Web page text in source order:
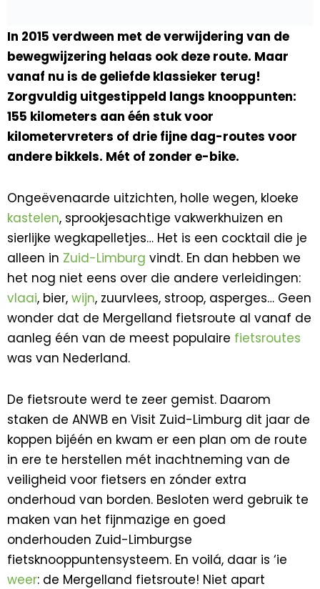
In 2015 verdween met de verwijdering van de
bewegwijzering helaas ook deze route. Maar
vanaf nu is de geliefde klassieker terug!
Zorgvuldig uitgestippeld langs knooppunten:
155 kilometers aan één stuk voor
kilometervreters of drie fijne dag-routes voor
andere bikkels. Mét of zonder e-bike.
Ongeëvenaarde uitzichten, holle wegen, kloeke
kastelen, sprookjesachtige vakwerkhuizen en
sierlijke wegkapelletjes… Het is een cocktail die je
alleen in Zuid-Limburg vindt. En dan hebben we
het nog niet eens over die andere verleidingen:
vlaai, bier, wijn, zuurvlees, stroop, asperges… Geen
wonder dat de Mergelland fietsroute al vanaf de
aanleg één van de meest populaire fietsroutes
was van Nederland.
De fietsroute werd te zeer gemist. Daarom
staken de ANWB en Visit Zuid-Limburg dit jaar de
koppen bijéén en kwam er een plan om de route
in ere te herstellen mét inachtneming van de
veiligheid voor fietsers en zónder extra
onderhoud van borden. Besloten werd gebruik te
maken van het fijnmazige en goed
onderhouden Zuid-Limburgse
fietsknooppuntensysteem. En voilá, daar is ‘ie
weer: de Mergelland fietsroute! Niet apart